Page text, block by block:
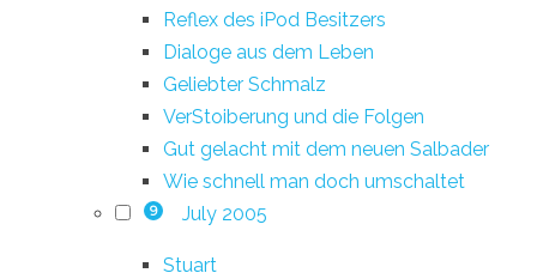
Reflex des iPod Besitzers
Dialoge aus dem Leben
Geliebter Schmalz
VerStoiberung und die Folgen
Gut gelacht mit dem neuen Salbader
Wie schnell man doch umschaltet
9 July 2005
Stuart